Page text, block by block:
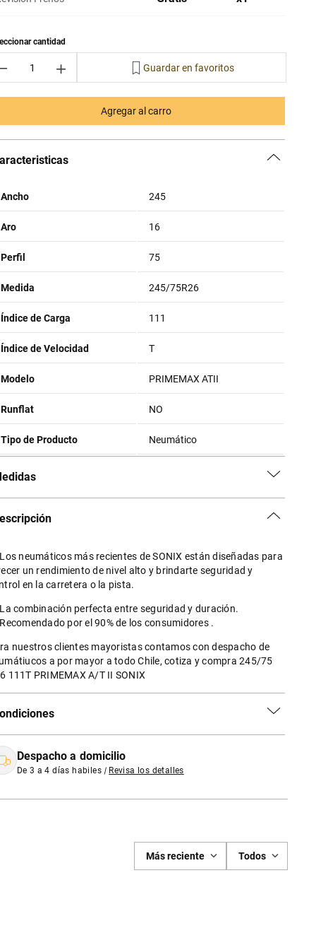
＋
Agregar al carro
Ancho 245
Aro 16
Perfil 75
Medida 245/75R26
Índice de Carga 111
Índice de Velocidad T
Modelo PRIMEMAX ATII
Runflat NO
Tipo de Producto Neumático
neumáticos más recientes de SONIX están diseñadas para
un rendimiento de nivel alto y brindarte seguridad y
en la carretera o la pista.
combinación perfecta entre seguridad y duración.
por el 90% de los consumidores .
nuestros clientes mayoristas contamos con despacho de
a por mayor a todo Chile, cotiza y compra 245/75
111T PRIMEMAX A/T II SONIX
Despacho a domicilio
De 3 a 4 días habiles | Revisa los detalles
Más reciente Todos